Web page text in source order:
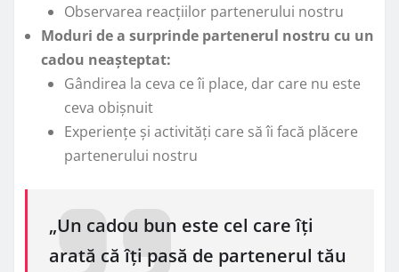
Observarea reacțiilor partenerului nostru
Moduri de a surprinde partenerul nostru cu un
cadou neașteptat:
Gândirea la ceva ce îi place, dar care nu este
ceva obișnuit
Experiențe și activități care să îi facă plăcere
partenerului nostru
„Un cadou bun este cel care îți
arată că îți pasă de partenerul tău